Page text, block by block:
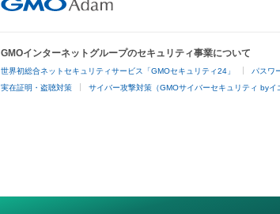
GMOインターネットグループのセキュリティ事業について
世界初総合ネットセキュリティサービス「GMOセキュリティ24」 パスワ
実在証明・盗聴対策 サイバー攻撃対策（GMOサイバーセキュリティ byイ